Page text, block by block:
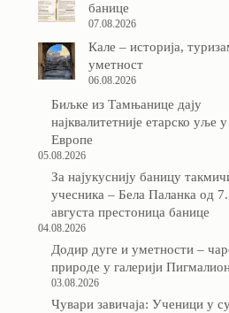
банице
07.08.2026
Кале – историја,
уметност
06.08.2026
Биљке из Тамњанице дају
најквалитетније етарско уље
Европе
05.08.2026
За најукуснију баницу
учесника – Бела Паланка од
августа престоница банице
04.08.2026
Додир дуге и уметности –
природе у галерији
03.08.2026
Чувари завичаја: Ученици у